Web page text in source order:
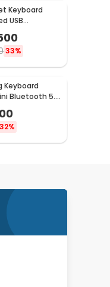
Keyboard
USB
MK120
33%
Keyboard
Bluetooth 5.0
-
32%